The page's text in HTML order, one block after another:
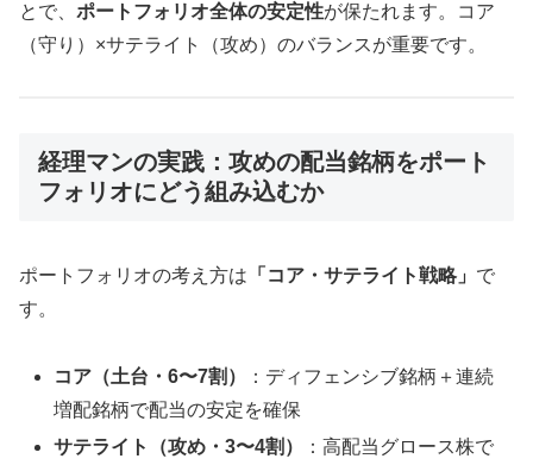
とで、 ポートフォリオ全体の安定性が保たれます。コア
（守り）×サテライト（攻め）のバランスが重要です。
経理マンの実践：攻めの配当銘柄をポート
フォリオにどう組み込むか
ポートフォリオの考え方は 「コア・サテライト戦略」 で
す。
コア（土台・6〜7割）
：ディフェンシブ銘柄＋連続
増配銘柄で配当の安定を確保
サテライト（攻め・3〜4割）
：高配当グロース株で